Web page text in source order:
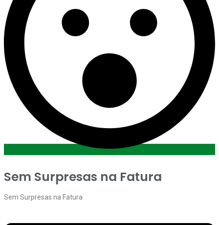
Sem Surpresas na Fatura
Sem Surpresas na Fatura